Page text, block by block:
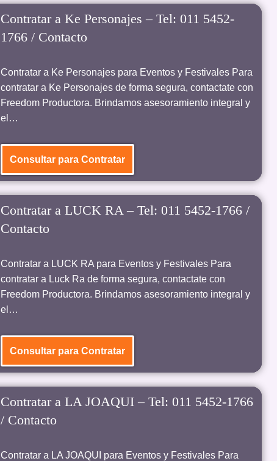
Contratar a Ke Personajes – Tel: 011 5452-
1766 / Contacto
Contratar a Ke Personajes para Eventos y Festivales Para
contratar a Ke Personajes de forma segura, contactate con
Freedom Productora. Brindamos asesoramiento integral y
el…
Consultar para Contratar
Contratar a LUCK RA – Tel: 011 5452-1766 /
Contacto
Contratar a LUCK RA para Eventos y Festivales Para
contratar a Luck Ra de forma segura, contactate con
Freedom Productora. Brindamos asesoramiento integral y
el…
Consultar para Contratar
Contratar a LA JOAQUI – Tel: 011 5452-1766
/ Contacto
Contratar a LA JOAQUI para Eventos y Festivales Para